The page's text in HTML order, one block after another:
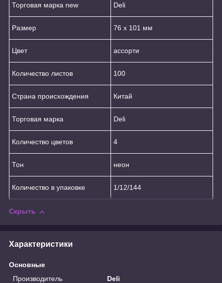
Торговая марка new Deli
Размер 76 х 101 мм
Цвет ассорти
Количество листов 100
Страна происхождения Китай
Торговая марка Deli
Количество цветов 4
Тон неон
Количество в упаковке 1/12/144
Скрыть
Характеристики
Основные
Производитель
Deli